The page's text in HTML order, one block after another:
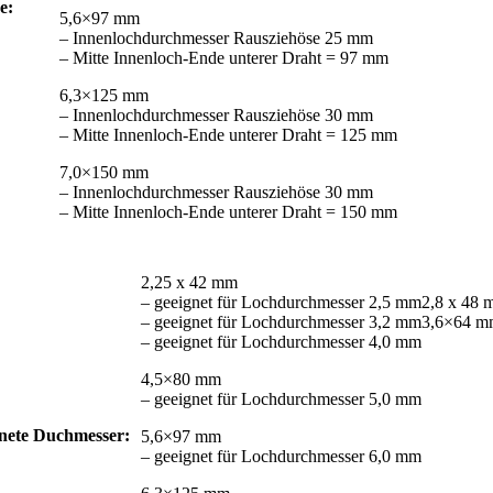
5,6×97 mm
– Innenlochdurchmesser Rausziehöse 25 mm
– Mitte Innenloch-Ende unterer Draht = 97 mm
6,3×125 mm
– Innenlochdurchmesser Rausziehöse 30 mm
– Mitte Innenloch-Ende unterer Draht = 125 mm
7,0×150 mm
– Innenlochdurchmesser Rausziehöse 30 mm
– Mitte Innenloch-Ende unterer Draht = 150 mm
Duchmesser:
2,25 x 42 mm
– geeignet für Lochdurchmesser 2,5 mm2,8 x 48
– geeignet für Lochdurchmesser 3,2 mm3,6×64
– geeignet für Lochdurchmesser 4,0 mm
4,5×80 mm
– geeignet für Lochdurchmesser 5,0 mm
5,6×97 mm
– geeignet für Lochdurchmesser 6,0 mm